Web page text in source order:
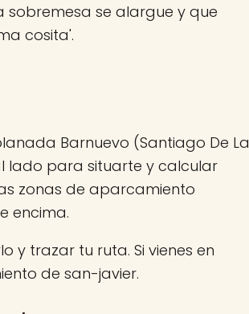
sobremesa se alargue y que
cosita'.
Barnuevo (Santiago De La
lado para situarte y calcular
zonas de aparcamiento
encima.
y trazar tu ruta. Si vienes en
de san-javier.